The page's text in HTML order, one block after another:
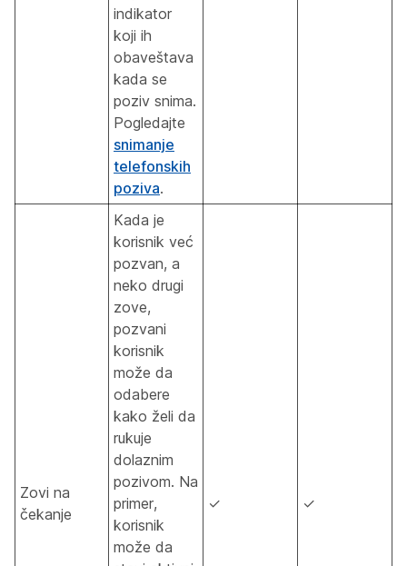
indikator
koji ih
obaveštava
kada se
poziv snima.
Pogledajte
snimanje
telefonskih
poziva.
Zovi na
čekanje
Kada je
korisnik već
pozvan, a
neko drugi
zove,
pozvani
korisnik
može da
odabere
kako želi da
rukuje
dolaznim
pozivom. Na
primer,
korisnik
može da
✓ ✓